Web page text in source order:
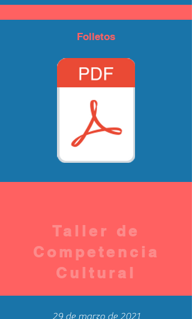
Folletos
Taller de
Competencia
Cultural
29 de marzo de 2021